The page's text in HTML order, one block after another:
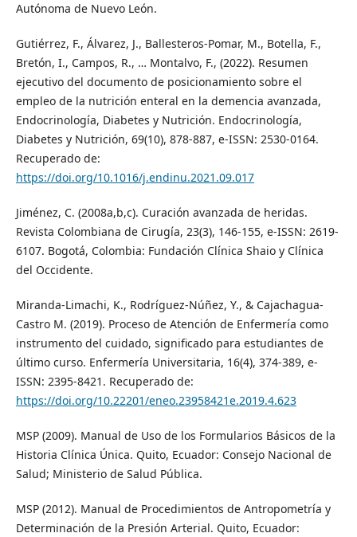
Autónoma de Nuevo León.
Gutiérrez, F., Álvarez, J., Ballesteros-Pomar, M., Botella, F.,
Bretón, I., Campos, R., … Montalvo, F., (2022). Resumen
ejecutivo del documento de posicionamiento sobre el
empleo de la nutrición enteral en la demencia avanzada,
Endocrinología, Diabetes y Nutrición. Endocrinología,
Diabetes y Nutrición, 69(10), 878-887, e-ISSN: 2530-0164.
Recuperado de:
https://doi.org/10.1016/j.endinu.2021.09.017
Jiménez, C. (2008a,b,c). Curación avanzada de heridas.
Revista Colombiana de Cirugía, 23(3), 146-155, e-ISSN: 2619-
6107. Bogotá, Colombia: Fundación Clínica Shaio y Clínica
del Occidente.
Miranda-Limachi, K., Rodríguez-Núñez, Y., & Cajachagua-
Castro M. (2019). Proceso de Atención de Enfermería como
instrumento del cuidado, significado para estudiantes de
último curso. Enfermería Universitaria, 16(4), 374-389, e-
ISSN: 2395-8421. Recuperado de:
https://doi.org/10.22201/eneo.23958421e.2019.4.623
MSP (2009). Manual de Uso de los Formularios Básicos de la
Historia Clínica Única. Quito, Ecuador: Consejo Nacional de
Salud; Ministerio de Salud Pública.
MSP (2012). Manual de Procedimientos de Antropometría y
Determinación de la Presión Arterial. Quito, Ecuador: